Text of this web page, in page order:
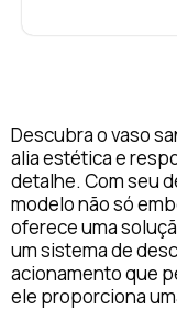
Descubra o vaso
alia estética e
detalhe. Com seu
modelo não só
oferece uma
um sistema de
acionamento que
ele proporciona